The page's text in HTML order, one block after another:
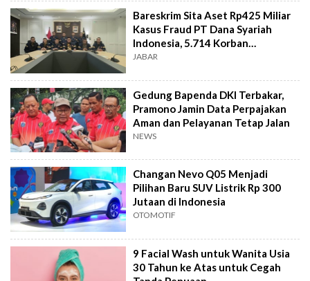
Bareskrim Sita Aset Rp425 Miliar
Kasus Fraud PT Dana Syariah
Indonesia, 5.714 Korban
Terverifikasai
JABAR
Gedung Bapenda DKI Terbakar,
Pramono Jamin Data Perpajakan
Aman dan Pelayanan Tetap Jalan
NEWS
Changan Nevo Q05 Menjadi
Pilihan Baru SUV Listrik Rp 300
Jutaan di Indonesia
OTOMOTIF
9 Facial Wash untuk Wanita Usia
30 Tahun ke Atas untuk Cegah